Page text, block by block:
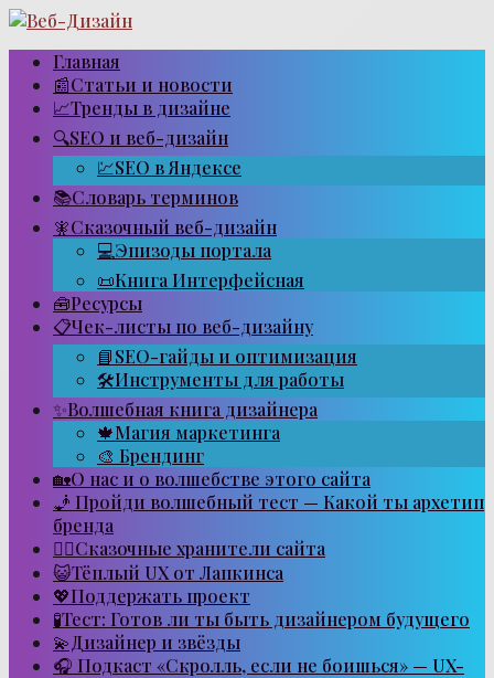
Перейти
контентуГлавная
📰Статьи и новости
📈Тренды в дизайне
🔍SEO и веб-дизайн
💹SEO в Яндексе
📚Словарь терминов
🧚Сказочный веб-дизайн
💻Эпизоды портала
📜Книга Интерфейсная
🧰Ресурсы
📋Чек-листы по веб-дизайну
📘SEO-гайды и оптимизация
🛠Инструменты для работы
✨Волшебная книга дизайнера
🍁Магия маркетинга
🎨 Брендинг
🏡О нас и о волшебстве этого сайта
🧞 Пройди волшебный тест — Какой ты архетип
бренда
🧙‍♂️Сказочные хранители сайта
😺Тёплый UX от Лапкинса
💖Поддержать проект
🧪Тест: Готов ли ты быть дизайнером будущего
💫Дизайнер и звёзды
🎧 Подкаст «Скролль, если не боишься» — UX-